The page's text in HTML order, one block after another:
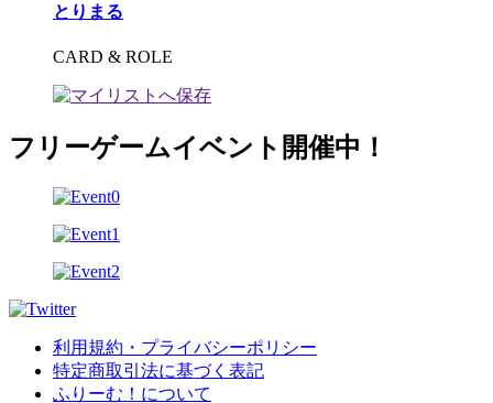
とりまる
CARD & ROLE
フリーゲームイベント開催中！
利用規約・プライバシーポリシー
特定商取引法に基づく表記
ふりーむ！について